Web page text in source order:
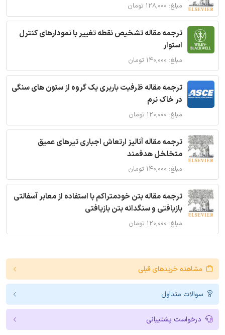
مبلغ: ۱۲۸,۰۰۰ تومان
ترجمه مقاله تشخیص نقطه تغییر با نمودارهای کنترل
استوار
مبلغ: ۱۴۰,۰۰۰ تومان
ترجمه مقاله ظرفیت باربری یک گروه از ستون های سنگی
در خاک نرم
مبلغ: ۱۲۰,۰۰۰ تومان
ترجمه مقاله آنالیز ارتعاش اجباری تیرهای عمیق
متخلخل هدفمند
مبلغ: ۱۴۰,۰۰۰ تومان
ترجمه مقاله بتن خودمتراکم با استفاده از معابر آسفالتی
بازیافتی و سنگدانه بتن بازیافتی
مبلغ: ۱۲۰,۰۰۰ تومان
مشاهده خریدهای قبلی
سوالات متداول
درخواست پشتیبانی